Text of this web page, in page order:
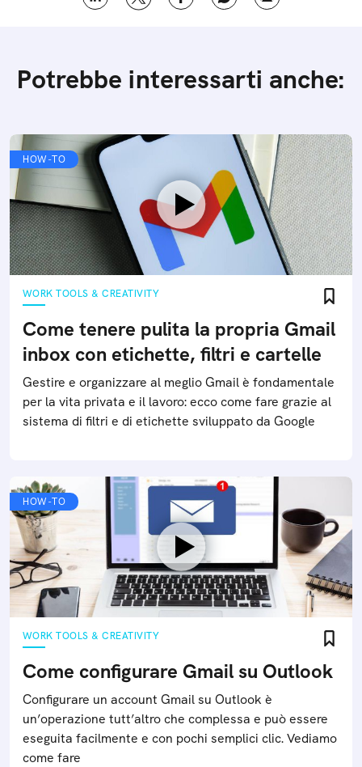
Potrebbe interessarti anche:
HOW-TO
WORK TOOLS & CREATIVITY
Come tenere pulita la propria Gmail
inbox con etichette, filtri e cartelle
Gestire e organizzare al meglio Gmail è fondamentale
per la vita privata e il lavoro: ecco come fare grazie al
sistema di filtri e di etichette sviluppato da Google
HOW-TO
WORK TOOLS & CREATIVITY
Come configurare Gmail su Outlook
Configurare un account Gmail su Outlook è
un’operazione tutt’altro che complessa e può essere
eseguita facilmente e con pochi semplici clic. Vediamo
come fare